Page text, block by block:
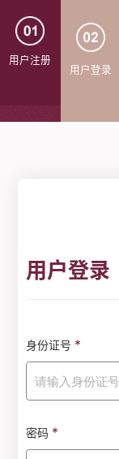
用户注册
用户登录
用户登录
身份证号 *
密码 *